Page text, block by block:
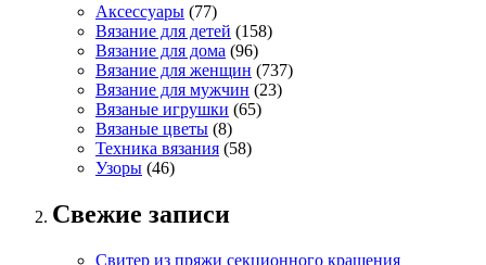
Аксессуары (77)
Вязание для детей (158)
Вязание для дома (96)
Вязание для женщин (737)
Вязание для мужчин (23)
Вязаные игрушки (65)
Вязаные цветы (8)
Техника вязания (58)
Узоры (46)
Свежие записи
Свитер из пряжи секционного крашения